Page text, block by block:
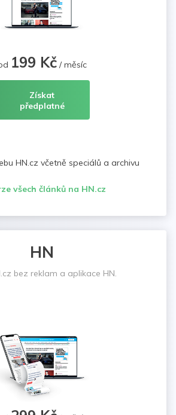
199 Kč/ měsíc
Získat
předplatné
HN.cz včetně speciálů a archivu
všech článků na HN.cz
HN
bez reklam a aplikace HN.